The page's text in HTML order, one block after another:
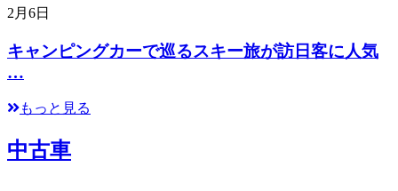
2月6日
キャンピングカーで巡るスキー旅が訪日客に人気
…
もっと見る
中古車